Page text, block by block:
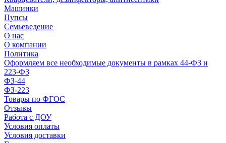
Машинки
Пупсы
Семьеведение
О нас
О компании
Политика
Оформляем все необходимые документы в рамках 44-ФЗ и
223-ФЗ
ФЗ-44
ФЗ-223
Товары по ФГОС
Отзывы
Работа с ДОУ
Условия оплаты
Условия доставки